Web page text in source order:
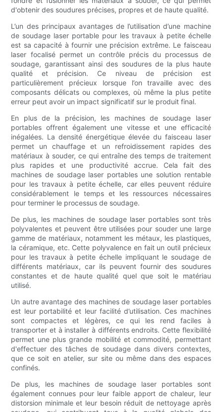
d'obtenir des soudures précises, propres et de haute qualité.
L’un des principaux avantages de l’utilisation d’une machine
de soudage laser portable pour les travaux à petite échelle
est sa capacité à fournir une précision extrême. Le faisceau
laser focalisé permet un contrôle précis du processus de
soudage, garantissant ainsi des soudures de la plus haute
qualité et précision. Ce niveau de précision est
particulièrement précieux lorsque l’on travaille avec des
composants délicats ou complexes, où même la plus petite
erreur peut avoir un impact significatif sur le produit final.
En plus de la précision, les machines de soudage laser
portables offrent également une vitesse et une efficacité
inégalées. La densité énergétique élevée du faisceau laser
permet un chauffage et un refroidissement rapides des
matériaux à souder, ce qui entraîne des temps de traitement
plus rapides et une productivité accrue. Cela fait des
machines de soudage laser portables une solution rentable
pour les travaux à petite échelle, car elles peuvent réduire
considérablement le temps et les ressources nécessaires
pour terminer le processus de soudage.
De plus, les machines de soudage laser portables sont très
polyvalentes et peuvent être utilisées pour souder une large
gamme de matériaux, notamment les métaux, les plastiques,
la céramique, etc. Cette polyvalence en fait un outil précieux
pour les travaux à petite échelle impliquant le soudage de
différents matériaux, car ils peuvent fournir des soudures
constantes et de haute qualité quel que soit le matériau
utilisé.
Un autre avantage des machines de soudage laser portables
est leur portabilité et leur facilité d’utilisation. Ces machines
sont compactes et légères, ce qui les rend faciles à
transporter et à installer à différents endroits. Cette flexibilité
permet une plus grande mobilité et commodité, permettant
d'effectuer des tâches de soudage dans divers contextes,
que ce soit en atelier, sur site ou même dans des espaces
confinés.
De plus, les machines de soudage laser portables sont
également connues pour leur faible apport de chaleur, leur
distorsion minimale et leur besoin réduit de nettoyage après